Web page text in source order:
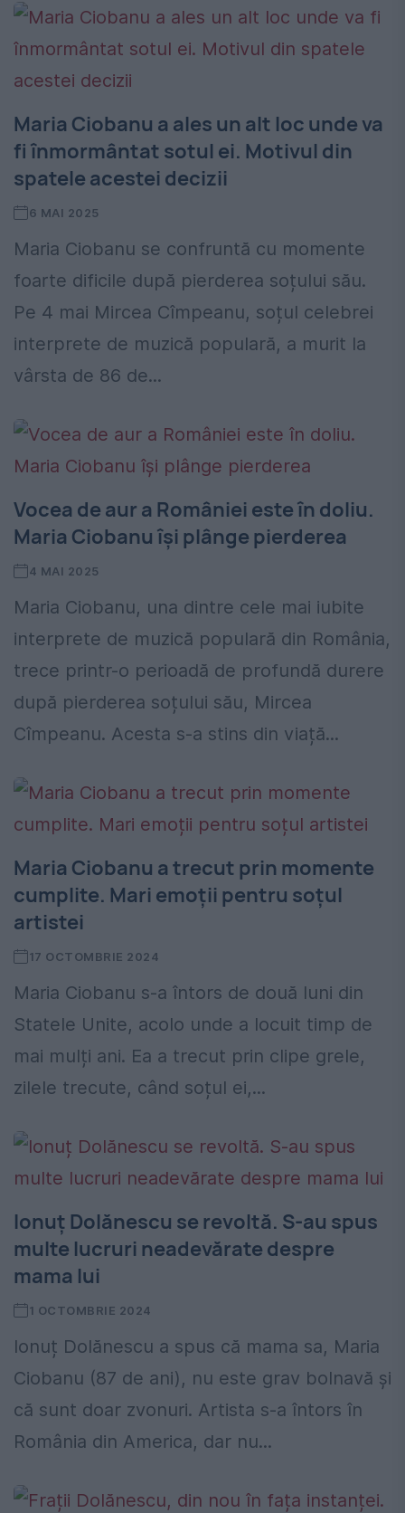
Maria Ciobanu a ales un alt loc unde va
fi înmormântat sotul ei. Motivul din
spatele acestei decizii
6 MAI 2025
Maria Ciobanu se confruntă cu momente
foarte dificile după pierderea soțului său.
Pe 4 mai Mircea Cîmpeanu, soțul celebrei
interprete de muzică populară, a murit la
vârsta de 86 de...
Vocea de aur a României este în doliu.
Maria Ciobanu își plânge pierderea
4 MAI 2025
Maria Ciobanu, una dintre cele mai iubite
interprete de muzică populară din România,
trece printr-o perioadă de profundă durere
după pierderea soțului său, Mircea
Cîmpeanu. Acesta s-a stins din viață...
Maria Ciobanu a trecut prin momente
cumplite. Mari emoții pentru soțul
artistei
17 OCTOMBRIE 2024
Maria Ciobanu s-a întors de două luni din
Statele Unite, acolo unde a locuit timp de
mai mulți ani. Ea a trecut prin clipe grele,
zilele trecute, când soțul ei,...
Ionuț Dolănescu se revoltă. S-au spus
multe lucruri neadevărate despre
mama lui
1 OCTOMBRIE 2024
Ionuț Dolănescu a spus că mama sa, Maria
Ciobanu (87 de ani), nu este grav bolnavă și
că sunt doar zvonuri. Artista s-a întors în
România din America, dar nu...